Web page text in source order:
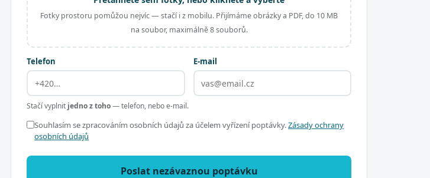
Fotky prostoru pomůžou nejvíc — stačí i z mobilu. Přijímáme obrázky a PDF, do 10 MB
na soubor, maximálně 8 souborů.
Telefon E-mail
Stačí vyplnit jedno z toho— telefon, nebo e-mail.
Souhlasím se zpracováním osobních údajů za účelem vyřízení poptávky.Zásady ochrany
osobních údajů
Poslat nezávaznou poptávku